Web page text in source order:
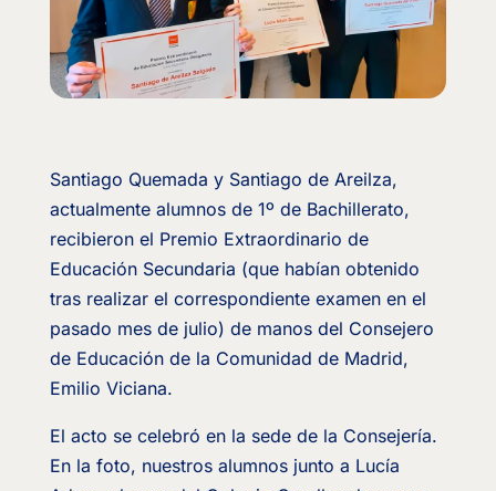
Santiago Quemada y Santiago de Areilza,
actualmente alumnos de 1º de Bachillerato,
recibieron el Premio Extraordinario de
Educación Secundaria (que habían obtenido
tras realizar el correspondiente examen en el
pasado mes de julio) de manos del Consejero
de Educación de la Comunidad de Madrid,
Emilio Viciana.
El acto se celebró en la sede de la Consejería.
En la foto, nuestros alumnos junto a Lucía